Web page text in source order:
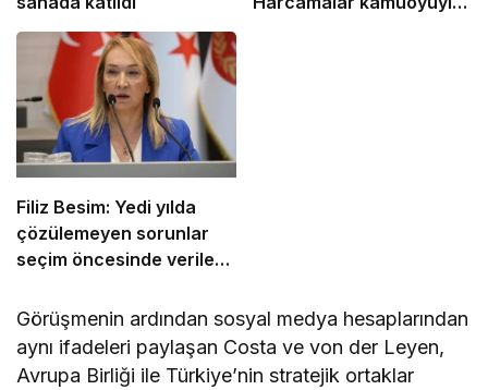
Filiz Besim: Yedi yılda
çözülemeyen sorunlar
seçim öncesinde verilen
Görüşmenin ardından sosyal medya hesaplarından
aynı ifadeleri paylaşan Costa ve von der Leyen,
Avrupa Birliği ile Türkiye’nin stratejik ortaklar